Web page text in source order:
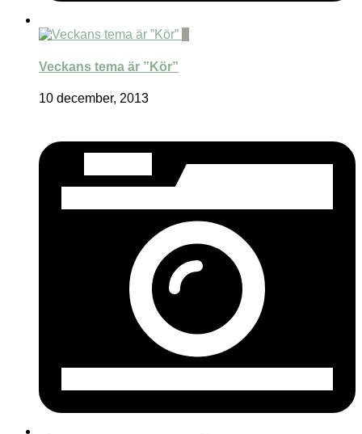
0
Veckans tema är ”Kör”
10 december, 2013